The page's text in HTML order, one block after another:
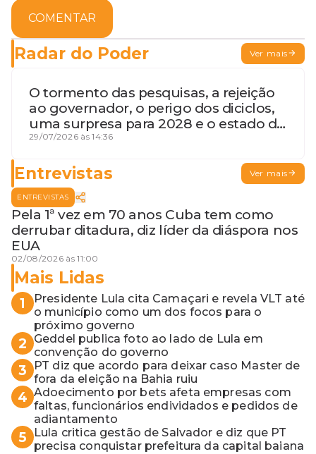
COMENTAR
Radar do Poder Ver mais
O tormento das pesquisas, a rejeição
ao governador, o perigo dos diciclos,
uma surpresa para 2028 e o estado de
terceira guerra mundial
29/07/2026 às 14:36
Entrevistas Ver mais
ENTREVISTAS
Pela 1ª vez em 70 anos Cuba tem como
derrubar ditadura, diz líder da diáspora nos
EUA
02/08/2026 às 11:00
Mais Lidas
1
Presidente Lula cita Camaçari e revela VLT até
o município como um dos focos para o
próximo governo
2
Geddel publica foto ao lado de Lula em
convenção do governo
3
PT diz que acordo para deixar caso Master de
fora da eleição na Bahia ruiu
4 Adoecimento por bets afeta empresas com
faltas, funcionários endividados e pedidos de
adiantamento
5
Lula critica gestão de Salvador e diz que PT
precisa conquistar prefeitura da capital baiana